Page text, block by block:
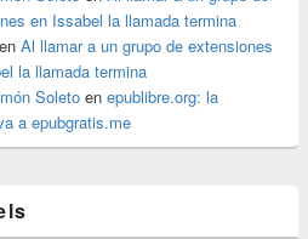
en Issabel la llamada termina
en Al llamar a un grupo de extensiones
la llamada termina
Soleto en epublibre.org: la
a epubgratis.me